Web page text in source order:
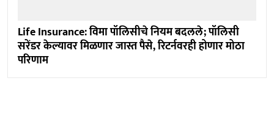
Life Insurance: विमा पॉलिसीचे नियम बदलले; पॉलिसी
सरेंडर केल्यावर मिळणार जास्त पैसे, रिटर्नवरही होणार मोठा
परिणाम